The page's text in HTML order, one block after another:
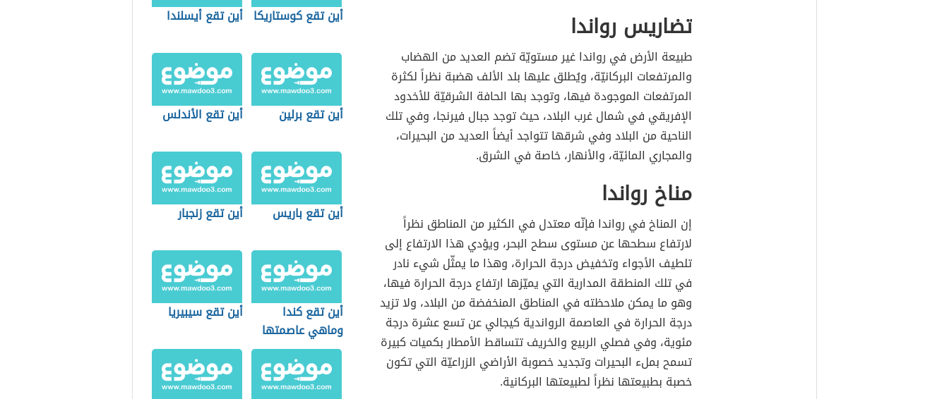
تضاريس رواندا
طبيعة الأرض في رواندا غير مستويّة تضم العديد من الهضاب
والمرتفعات البركانيّة، ويُطلق عليها بلد الألف هضبة نظراً لكثرة
المرتفعات الموجودة فيها، وتوجد بها الحافة الشرقيّة للأخدود
الإفريقي في شمال غرب البلاد، حيث توجد جبال فيرنجا، وفي تلك
الناحية من البلاد وفي شرقها تتواجد أيضاً العديد من البحيرات،
والمجاري المائيّة، والأنهار، خاصة في الشرق.
مناخ رواندا
إن المناخ في رواندا فإنّه معتدل في الكثير من المناطق نظراً
لارتفاع سطحها عن مستوى سطح البحر، ويؤدي هذا الارتفاع إلى
تلطيف الأجواء وتخفيض درجة الحرارة، وهذا ما يمثّل شيء نادر
في تلك المنطقة المدارية التي يميّزها ارتفاع درجة الحرارة فيها،
وهو ما يمكن ملاحظته في المناطق المنخفضة من البلاد، ولا تزيد
درجة الحرارة في العاصمة الرواندية كيجالي عن تسع عشرة درجة
مئوية، وفي فصلي الربيع والخريف تتساقط الأمطار بكميات كبيرة
تسمح بملء البحيرات وتجديد خصوبة الأراضي الزراعيّة التي تكون
خصبة بطبيعتها نظراً لطبيعتها البركانية.
أين تقع كوستاريكا أين تقع أيسلندا
أين تقع برلين أين تقع الأندلس
أين تقع باريس أين تقع زنجبار
أين تقع كندا
وماهي عاصمتها
أين تقع سيبيريا